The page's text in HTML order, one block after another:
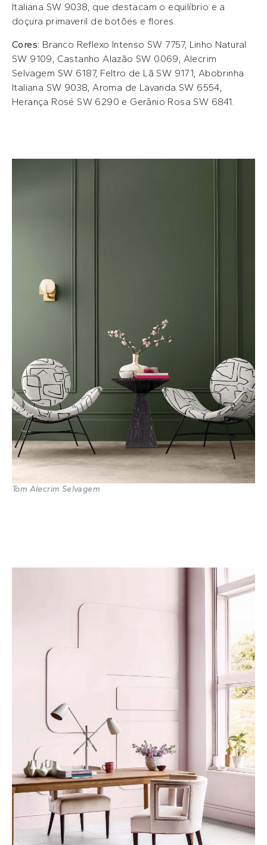
Italiana SW 9038, que destacam o equilíbrio e a
doçura primaveril de botões e flores.
Cores: Branco Reflexo Intenso SW 7757, Linho Natural
SW 9109, Castanho Alazão SW 0069, Alecrim
Selvagem SW 6187, Feltro de Lã SW 9171, Abobrinha
Italiana SW 9038, Aroma de Lavanda SW 6554,
Herança Rosé SW 6290 e Gerânio Rosa SW 6841.
Tom Alecrim Selvagem